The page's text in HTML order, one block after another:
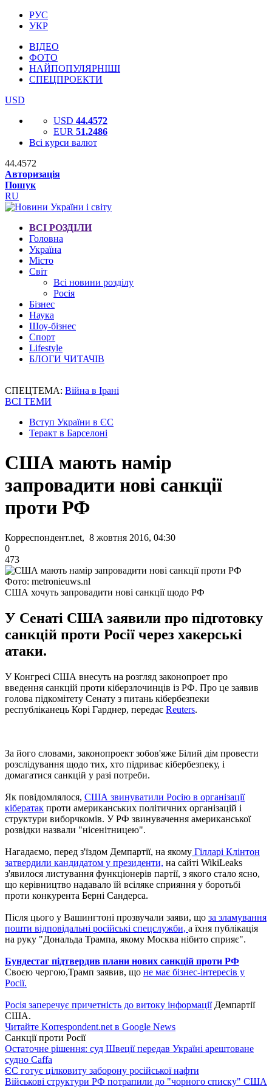
РУС
УКР
ВІДЕО
ФОТО
НАЙПОПУЛЯРНІШІ
СПЕЦПРОЕКТИ
USD
USD 44.4572
EUR 51.2486
Всі курси валют
44.4572
Авторизація
Пошук
RU
ВСІ РОЗДІЛИ
Головна
Україна
Місто
Світ
Всі новини розділу
Росія
Бізнес
Наука
Шоу-бізнес
Спорт
Lifestyle
БЛОГИ ЧИТАЧІВ
СПЕЦТЕМА: Війна в Ірані
ВСІ ТЕМИ
Вступ України в ЄС
Теракт в Барселоні
США мають намір
запровадити нові санкції
проти РФ
Корреспондент.net, 8 жовтня 2016, 04:30
0
473
Фото: metronieuws.nl
США хочуть запровадити нові санкції щодо РФ
У Сенаті США заявили про підготовку
санкцій проти Росії через хакерські
атаки.
У Конгресі США внесуть на розгляд законопроет про
введення санкцій проти кіберзлочинців із РФ. Про це заявив
голова підкомітету Сенату з питань кібербезпеки
республіканець Корі Гарднер, передає Reuters.
За його словами, законопроект зобов'яже Білий дім провести
розслідування щодо тих, хто підриває кібербезпеку, і
домагатися санкцій у разі потреби.
Як повідомлялося, США звинуватили Росію в організації
кібератак проти американських політичних організацій і
структури виборчкомів. У РФ звинувачення американської
розвідки назвали "нісенітницею".
Нагадаємо, перед з'їздом Демпартії, на якому Гілларі Клінтон
затвердили кандидатом у президенти, на сайті WikiLeaks
з'явилося листування функціонерів партії, з якого стало ясно,
що керівництво надавало їй всіляке сприяння у боротьбі
проти конкурента Берні Сандерса.
Після цього у Вашингтоні прозвучали заяви, що за зламування
пошти відповідальні російські спецслужби, а їхня публікація
на руку "Дональда Трампа, якому Москва нібито сприяє".
Бундестаг підтвердив плани нових санкцій проти РФ
Своєю чергою,Трамп заявив, що не має бізнес-інтересів у
Росії.
Росія заперечує причетність до витоку інформаціїДемпартії
США.
Читайте Korrespondent.net в Google News
Санкції проти Росії
Остаточне рішення: суд Швеції передав Україні арештоване
судно Caffa
ЄС готує цілковиту заборону російської нафти
Військові структури РФ потрапили до "чорного списку" США